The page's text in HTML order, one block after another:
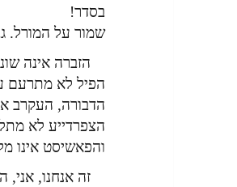
בסדר!
שמור על המורל.
הזברה אינה
הפיל לא מתרעם
הדבורה, העקרב
הצפרדייע לא
והפאשיסט אינו
זה אנחנו, אני,